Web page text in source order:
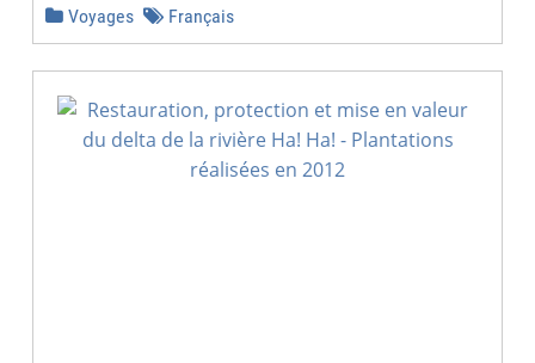
Voyages Français